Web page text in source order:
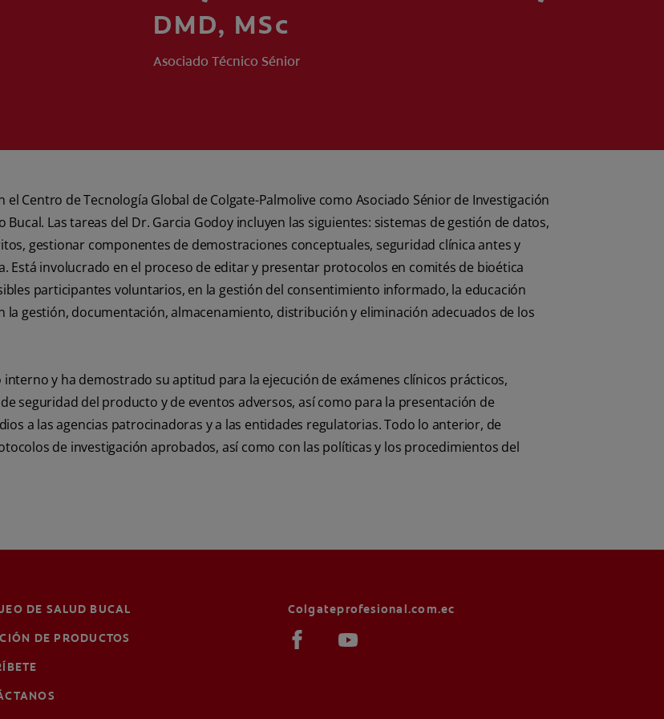
DMD, MSc
Asociado Técnico Sénior
Centro de Tecnología Global de Colgate-Palmolive como Asociado Sénior de Investigación
Las tareas del Dr. Garcia Godoy incluyen las siguientes: sistemas de gestión de datos,
gestionar componentes de demostraciones conceptuales, seguridad clínica antes y
Está involucrado en el proceso de editar y presentar protocolos en comités de bioética
participantes voluntarios, en la gestión del consentimiento informado, la educación
gestión, documentación, almacenamiento, distribución y eliminación adecuados de los
y ha demostrado su aptitud para la ejecución de exámenes clínicos prácticos,
seguridad del producto y de eventos adversos, así como para la presentación de
a las agencias patrocinadoras y a las entidades regulatorias. Todo lo anterior, de
de investigación aprobados, así como con las políticas y los procedimientos del
DE SALUD BUCAL
DE PRODUCTOS
Colgateprofesional.com.ec